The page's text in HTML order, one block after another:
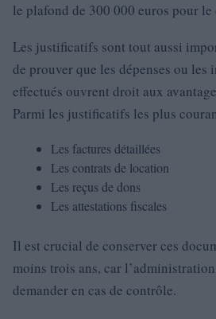
le plafond de 300 000 euros pour
Les justificatifs sont tout aussi
de prouver que les dépenses ou les
effectués ouvrent droit aux
Parmi les justificatifs les plus
Les factures détaillées
Les contrats de location
Les reçus de dons
Les attestations fiscales
Il est crucial de conserver ces
moins trois ans, car
demander en cas de contrôle.